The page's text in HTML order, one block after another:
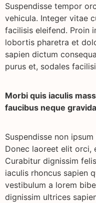
Suspendisse tempor
vehicula. Integer vitae
facilisis eleifend. Proin
lobortis pharetra et
sapien dictum
purus et, sodales
Morbi quis iaculis
faucibus neque
Suspendisse non
Donec laoreet elit orci,
Curabitur dignissim
iaculis rhoncus sapien
vestibulum a lorem
dignissim ultrices